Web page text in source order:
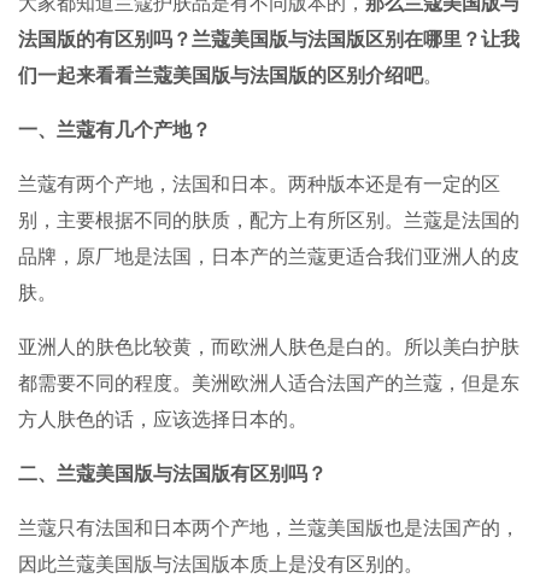
法国版的有区别吗？ 兰蔻美国版与法国版区别在哪里？让我
们一起来看看兰蔻美国版与法国版的区别介绍吧。
一、兰蔻有几个产地？
兰蔻有两个产地，法国和日本。两种版本还是有一定的区
别，主要根据不同的肤质，配方上有所区别。兰蔻是法国的
品牌，原厂地是法国，日本产的兰蔻更适合我们亚洲人的皮
肤。
亚洲人的肤色比较黄，而欧洲人肤色是白的。所以美白护肤
都需要不同的程度。美洲欧洲人适合法国产的兰蔻，但是东
方人肤色的话，应该选择日本的。
二、兰蔻美国版与法国版有区别吗？
兰蔻只有法国和日本两个产地，兰蔻美国版也是法国产的，
因此兰蔻美国版与法国版本质上是没有区别的。